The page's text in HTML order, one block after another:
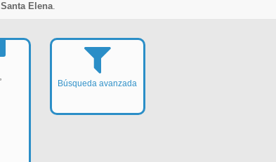
Santa Elena.
Búsqueda avanzada